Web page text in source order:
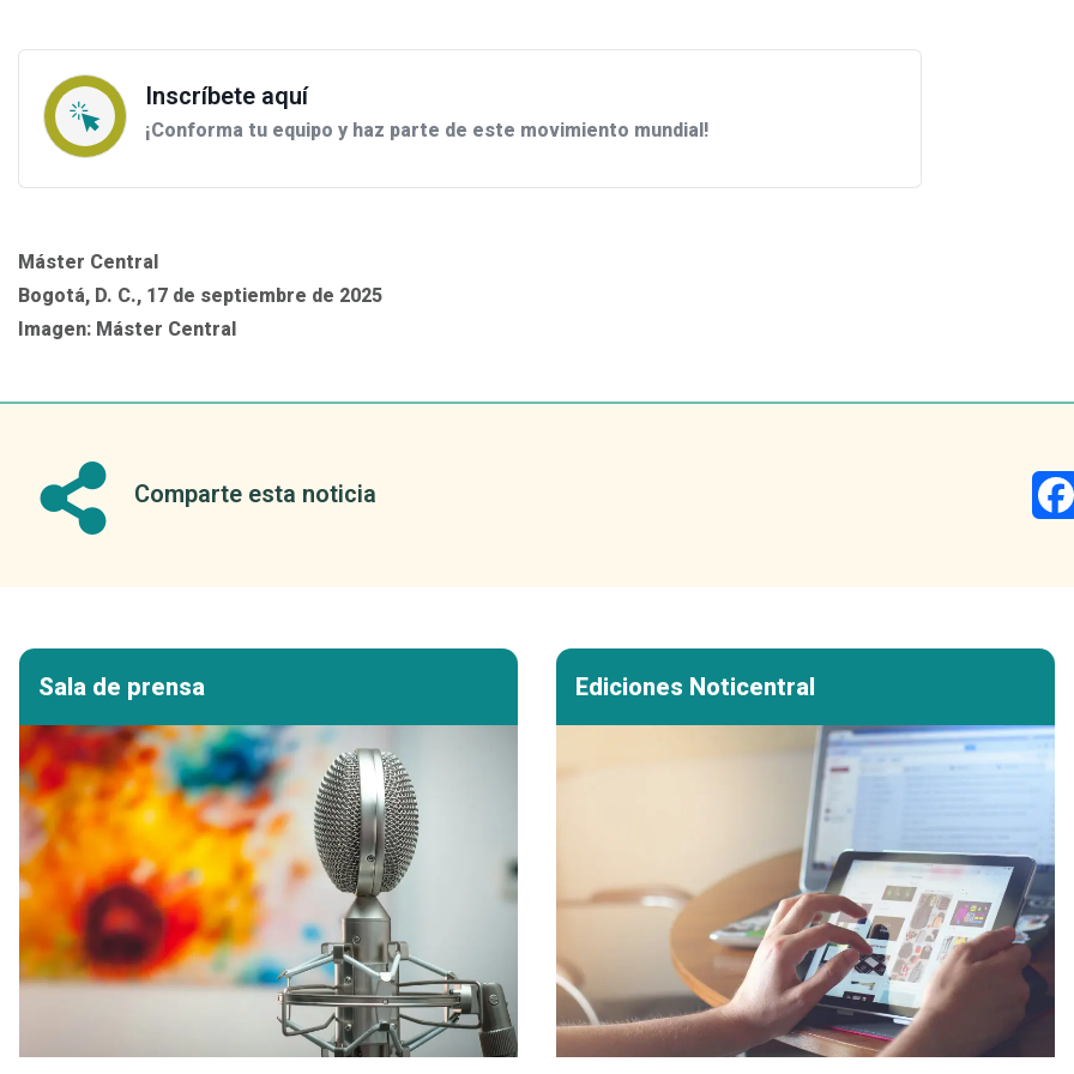
Inscríbete aquí
¡Conforma tu equipo y haz parte de este movimiento mundial!
Máster Central
Bogotá, D. C., 17 de septiembre de 2025
Imagen: Máster Central
Comparte esta noticia
Sala de prensa Ediciones Noticentral